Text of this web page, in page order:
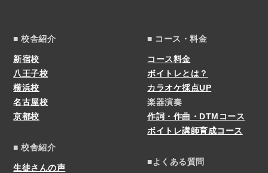
■ 校舎紹介
新宿校
八王子校
横浜校
名古屋校
京都校
■ 校舎紹介
生徒さんの声
■ コース・料金
コース料金
ボイトレとは？
カラオケ採点UP
楽器演奏
作詞・作曲・DTMコース
ボイトレ講師育成コース
■よくある質問